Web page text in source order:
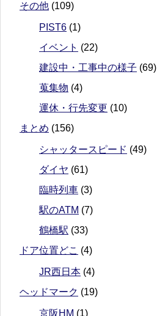
その他 (109)
PIST6 (1)
イベント (22)
建設中・工事中の様子 (69)
蒐集物 (4)
運休・行先変更 (10)
まとめ (156)
シャッタースピード (49)
ダイヤ (61)
臨時列車 (3)
駅のATM (7)
鶴橋駅 (33)
ドア位置どこ (4)
JR西日本 (4)
ヘッドマーク (19)
京阪HM (1)